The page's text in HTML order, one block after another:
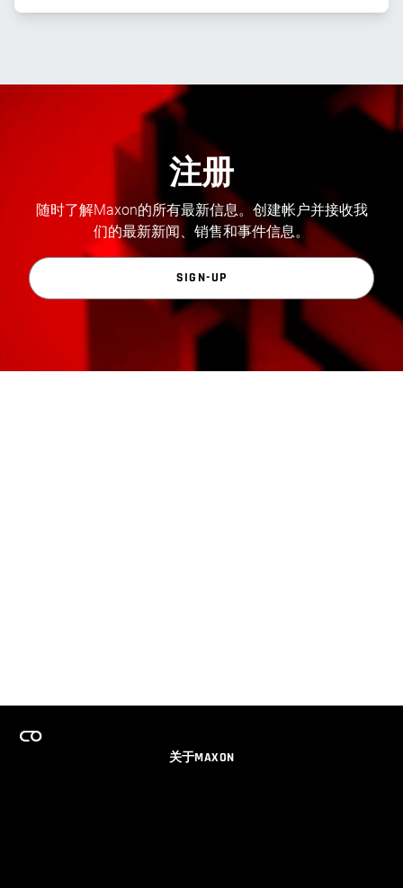
注册
随时了解Maxon的所有最新信息。创建帐户并接收我
们的最新新闻、销售和事件信息。
SIGN-UP
关于MAXON